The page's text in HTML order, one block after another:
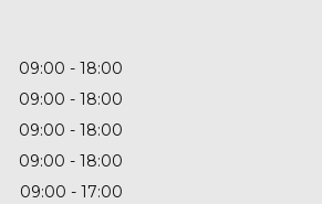
09:00
18:00
09:00
18:00
09:00
18:00
09:00
18:00
09:00
17:00